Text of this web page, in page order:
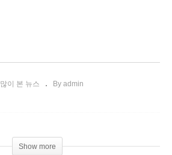
많이 본 뉴스 By admin
Show more